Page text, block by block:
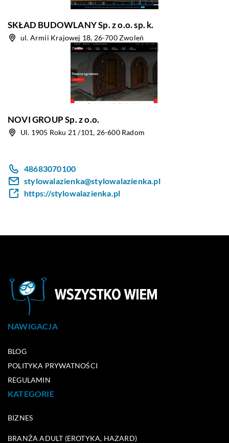
SKŁAD BUDOWLANY Sp. z o.o. sp. k.
ul. Armii Krajowej 18, 26-700 Zwoleń
NOVI GROUP Sp. z o.o.
Ul. 1905 Roku 21 /101, 26-600 Radom
48683070100
stylowalazienka@stylowalazienka.pl
https://stylowalazienka.pl
NAWIGACJA
BLOG
POLITYKA PRYWATNOŚCI
REGULAMIN
KATEGORIE
BIZNES
BRANŻA ADULT (EROTYKA, HAZARD)